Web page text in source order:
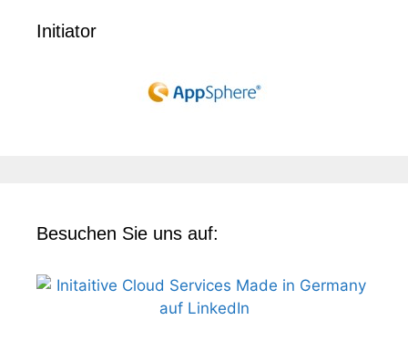
Initiator
Besuchen Sie uns auf: